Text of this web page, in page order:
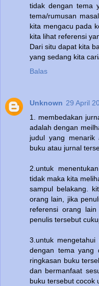
tidak dengan tema
tema/rumusan
kita mengacu pada
kita lihat referensi
Dari situ dapat kita
yang sedang kita
Balas
Unknown 29 April
1. membedakan
adalah dengan
judul yang
buku atau jurnal
2.untuk
tidak maka kita
sampul belakang.
orang lain, jika
referensi orang
penulis tersebut
3.untuk
dengan tema yang
ringkasan buku
dan bermanfaat
buku tersebut cocok